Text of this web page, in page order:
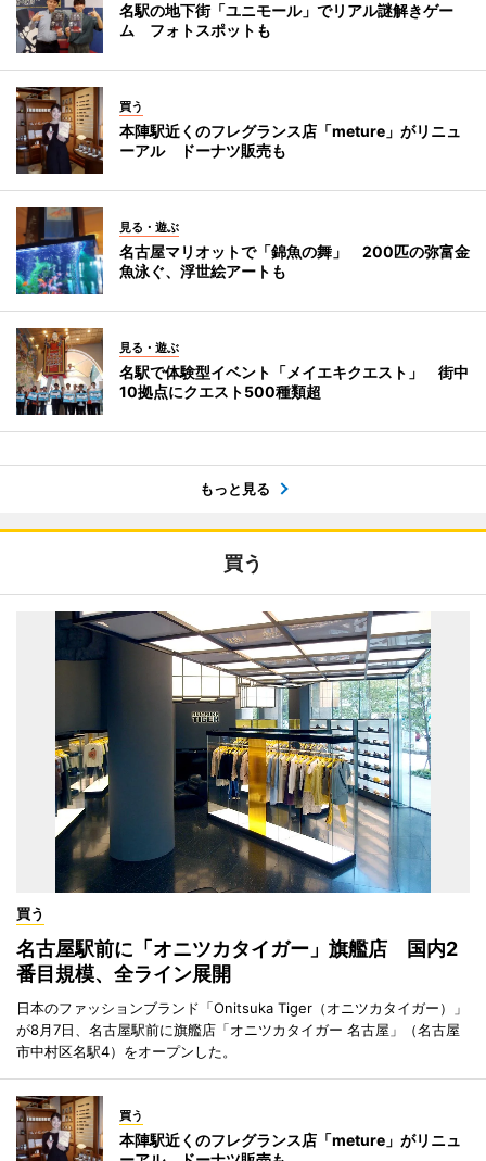
名駅の地下街「ユニモール」でリアル謎解きゲー
ム フォトスポットも
買う
本陣駅近くのフレグランス店「meture」がリニュ
ーアル ドーナツ販売も
見る・遊ぶ
名古屋マリオットで「錦魚の舞」 200匹の弥富金
魚泳ぐ、浮世絵アートも
見る・遊ぶ
名駅で体験型イベント「メイエキクエスト」 街中
10拠点にクエスト500種類超
もっと見る
買う
買う
名古屋駅前に「オニツカタイガー」旗艦店 国内2
番目規模、全ライン展開
日本のファッションブランド「Onitsuka Tiger（オニツカタイガー）」
が8月7日、名古屋駅前に旗艦店「オニツカタイガー 名古屋」（名古屋
市中村区名駅4）をオープンした。
買う
本陣駅近くのフレグランス店「meture」がリニュ